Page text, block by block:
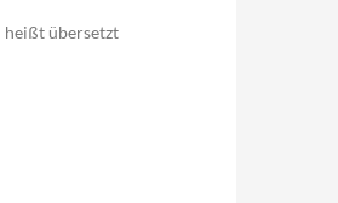
heißt übersetzt